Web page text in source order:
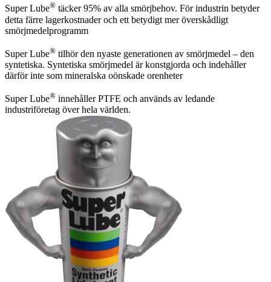
Super Lube® täcker 95% av alla smörjbehov. För industrin betyder
detta färre lagerkostnader och ett betydigt mer överskådligt
smörjmedelprogramm
Super Lube® tilhör den nyaste generationen av smörjmedel – den
syntetiska. Syntetiska smörjmedel är konstgjorda och indehåller
därför inte som mineralska oönskade orenheter
Super Lube® innehåller PTFE och används av ledande
industriföretag över hela världen.